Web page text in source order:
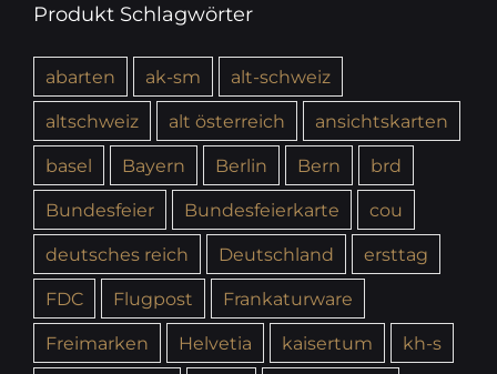
Produkt Schlagwörter
abarten ak-sm
alt-schweiz
altschweiz
alt österreich
ansichtskarten
basel
Bayern Berlin Bern
brd
Bundesfeier
Bundesfeierkarte
cou
deutsches reich
Deutschland
ersttag
FDC
Flugpost
Frankaturware
Freimarken
Helvetia kaisertum
kh-s